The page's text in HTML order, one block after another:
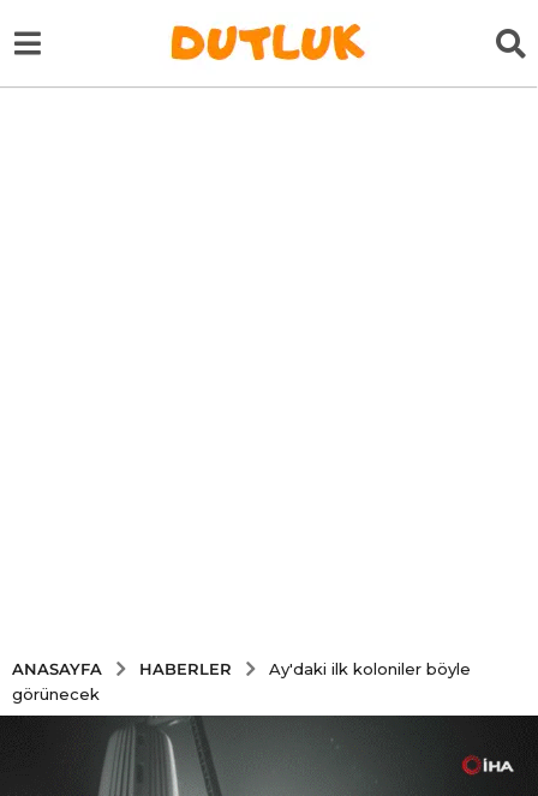
ANASAYFA HABERLER
Ay'daki ilk koloniler böyle
görünecek